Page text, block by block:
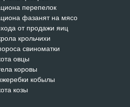
перепелок
фазанят на мясо
от продажи яиц
крольчихи
свиноматки
овцы
коровы
кобылы
козы